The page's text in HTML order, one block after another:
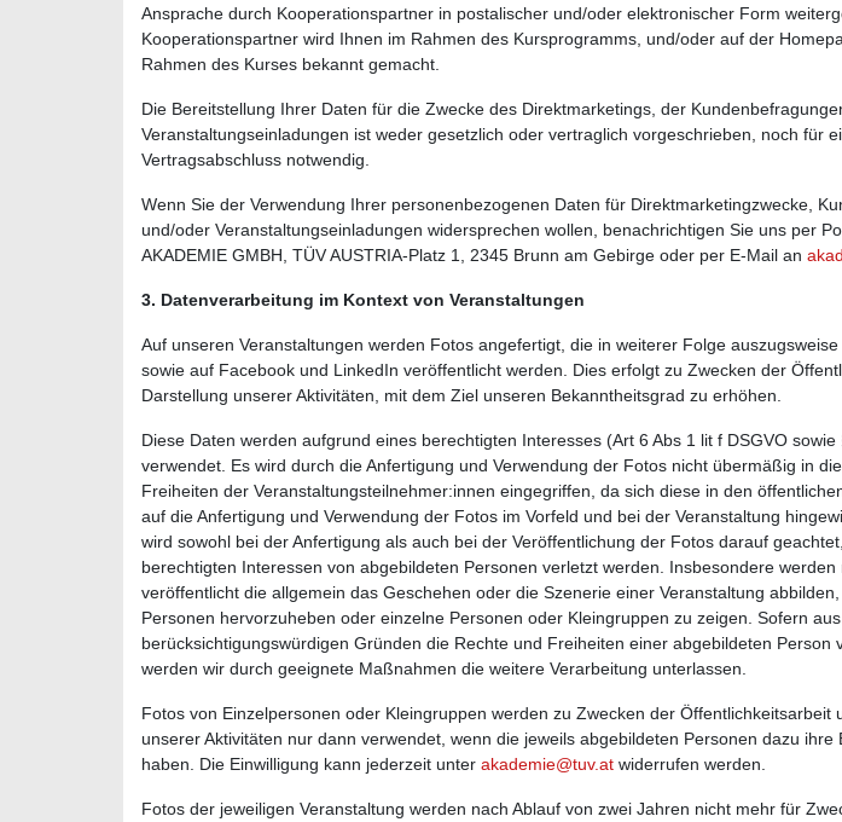
Ansprache durch Kooperationspartner in postalischer und/oder elektronischer Form
Kooperationspartner wird Ihnen im Rahmen des Kursprogramms, und/oder auf der
Rahmen des Kurses bekannt gemacht.
Die Bereitstellung Ihrer Daten für die Zwecke des Direktmarketings, der
Veranstaltungseinladungen ist weder gesetzlich oder vertraglich vorgeschrieben, noch für
Vertragsabschluss notwendig.
Wenn Sie der Verwendung Ihrer personenbezogenen Daten für Direktmarketingzwecke,
und/oder Veranstaltungseinladungen widersprechen wollen, benachrichtigen Sie uns per
AKADEMIE GMBH, TÜV AUSTRIA-Platz 1, 2345 Brunn am Gebirge oder per E-Mail an
3. Datenverarbeitung im Kontext von Veranstaltungen
Auf unseren Veranstaltungen werden Fotos angefertigt, die in weiterer Folge
sowie auf Facebook und LinkedIn veröffentlicht werden. Dies erfolgt zu Zwecken der
Darstellung unserer Aktivitäten, mit dem Ziel unseren Bekanntheitsgrad zu erhöhen.
Diese Daten werden aufgrund eines berechtigten Interesses (Art 6 Abs 1 lit f DSGVO sowie
verwendet. Es wird durch die Anfertigung und Verwendung der Fotos nicht übermäßig in
Freiheiten der Veranstaltungsteilnehmer:innen eingegriffen, da sich diese in den
auf die Anfertigung und Verwendung der Fotos im Vorfeld und bei der Veranstaltung
wird sowohl bei der Anfertigung als auch bei der Veröffentlichung der Fotos darauf
berechtigten Interessen von abgebildeten Personen verletzt werden. Insbesondere
veröffentlicht die allgemein das Geschehen oder die Szenerie einer Veranstaltung
Personen hervorzuheben oder einzelne Personen oder Kleingruppen zu zeigen. Sofern
berücksichtigungswürdigen Gründen die Rechte und Freiheiten einer abgebildeten Person
werden wir durch geeignete Maßnahmen die weitere Verarbeitung unterlassen.
Fotos von Einzelpersonen oder Kleingruppen werden zu Zwecken der Öffentlichkeitsarbeit
unserer Aktivitäten nur dann verwendet, wenn die jeweils abgebildeten Personen dazu ihre
haben. Die Einwilligung kann jederzeit unter akademie@tuv.at widerrufen werden.
Fotos der jeweiligen Veranstaltung werden nach Ablauf von zwei Jahren nicht mehr für